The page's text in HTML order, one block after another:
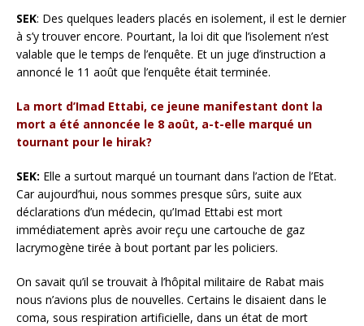
SEK: Des quelques leaders placés en isolement, il est le dernier
à s’y trouver encore. Pourtant, la loi dit que l’isolement n’est
valable que le temps de l’enquête. Et un juge d’instruction a
annoncé le 11 août que l’enquête était terminée.
La mort d’Imad Ettabi, ce jeune manifestant dont la
mort a été annoncée le 8 août, a-t-elle marqué un
tournant pour le hirak?
SEK: Elle a surtout marqué un tournant dans l’action de l’Etat.
Car aujourd’hui, nous sommes presque sûrs, suite aux
déclarations d’un médecin, qu’Imad Ettabi est mort
immédiatement après avoir reçu une cartouche de gaz
lacrymogène tirée à bout portant par les policiers.
On savait qu’il se trouvait à l’hôpital militaire de Rabat mais
nous n’avions plus de nouvelles. Certains le disaient dans le
coma, sous respiration artificielle, dans un état de mort